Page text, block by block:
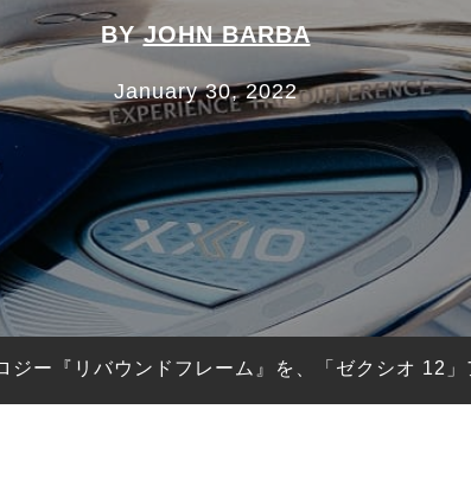
BYJOHN BARBA
January 30, 2022
ジー『リバウンドフレーム』を、「ゼクシオ 12